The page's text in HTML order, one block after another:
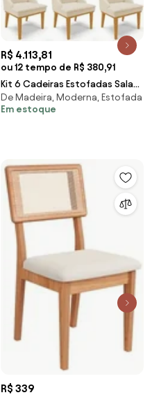
R$ 4.113,81
ou 12 tempo de R$ 380,91
Kit 6 Cadeiras Estofadas Sala
de Jantar Base Fixa de Madeira
Castanho
De Madeira, Moderna, Estofada
Em estoque
R$ 339